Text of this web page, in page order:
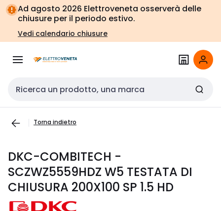
Vai alla
navigazione
Vai
alla
pagina
Ad agosto 2026 Elettroveneta osserverà delle
chiusure per il periodo estivo.
Vedi calendario chiusure
Cerca input
Torna indietro
DKC-COMBITECH -
SCZWZ5559HDZ W5 TESTATA DI
CHIUSURA 200X100 SP 1.5 HD